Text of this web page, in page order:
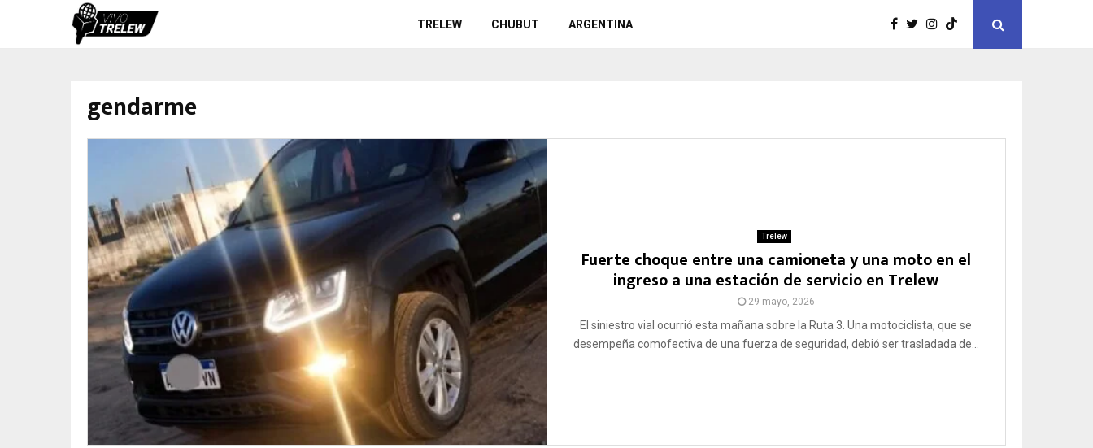
TRELEW CHUBUT ARGENTINA
gendarme
Trelew
Fuerte choque entre una camioneta y una moto en el
ingreso a una estación de servicio en Trelew
29 mayo, 2026
El siniestro vial ocurrió esta mañana sobre la Ruta 3. Una motociclista, que se
desempeña comofectiva de una fuerza de seguridad, debió ser trasladada de...